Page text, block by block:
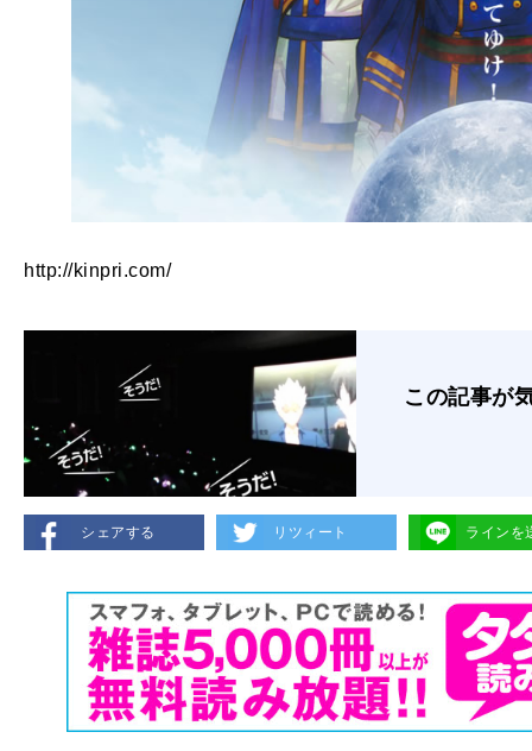
http://kinpri.com/
この記事が
シェアする リツィート ラインを